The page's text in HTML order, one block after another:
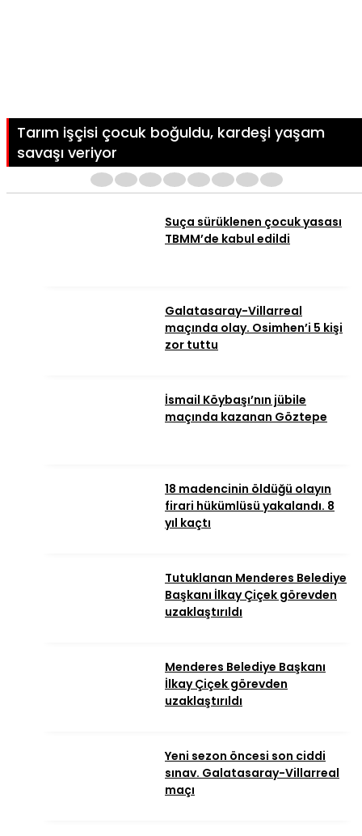
Tarım işçisi çocuk boğuldu, kardeşi yaşam
savaşı veriyor
Suça sürüklenen çocuk yasası
TBMM’de kabul edildi
Galatasaray-Villarreal
maçında olay. Osimhen’i 5 kişi
zor tuttu
İsmail Köybaşı’nın jübile
maçında kazanan Göztepe
18 madencinin öldüğü olayın
firari hükümlüsü yakalandı. 8
yıl kaçtı
Tutuklanan Menderes Belediye
Başkanı İlkay Çiçek görevden
uzaklaştırıldı
Menderes Belediye Başkanı
İlkay Çiçek görevden
uzaklaştırıldı
Yeni sezon öncesi son ciddi
sınav. Galatasaray-Villarreal
maçı